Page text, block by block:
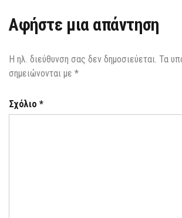
Αφήστε μια απάντηση
Η ηλ. διεύθυνση σας δεν δημοσιεύεται. Τα
σημειώνονται με *
Σχόλιο *